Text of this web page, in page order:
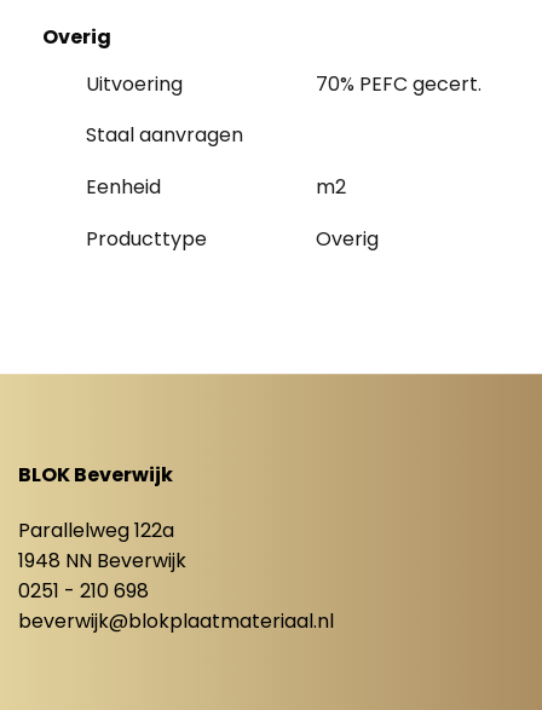
Overig
Uitvoering
70% PEFC gecert.
Staal aanvragen
Eenheid
m2
Producttype
Overig
BLOK Beverwijk
Parallelweg 122a
1948 NN Beverwijk
0251 - 210 698
beverwijk@blokplaatmateriaal.nl